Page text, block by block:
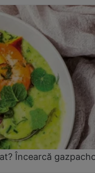
Încearcă